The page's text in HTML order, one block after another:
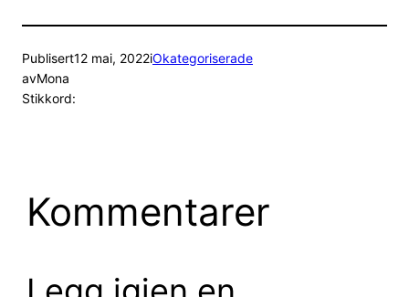
Publisert12 mai, 2022iOkategoriserade
avMona
Stikkord:
Kommentarer